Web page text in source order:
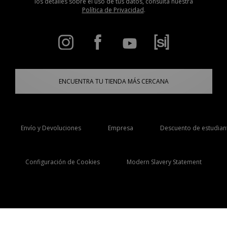
Política de Privacidad.
ENCUENTRA TU TIENDA MÁS CERCANA
Envío y Devoluciones Empresa Descuento de
Configuración de Cookies Modern Slavery Statement